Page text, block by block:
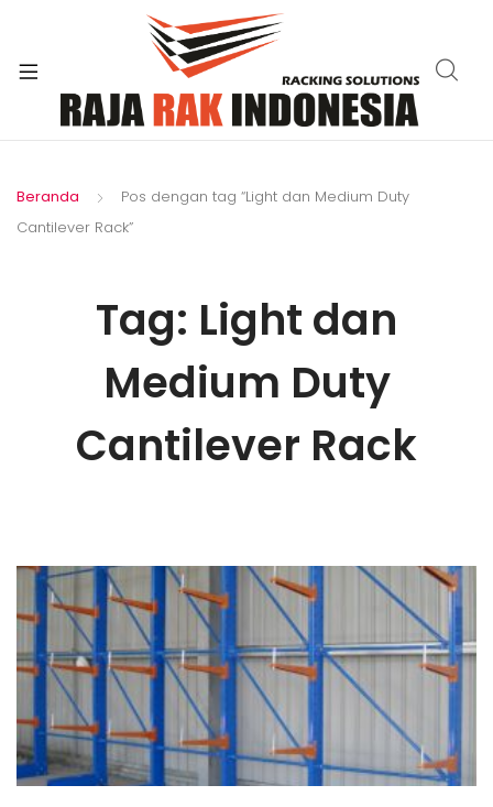
Beranda
Pos dengan tag “Light dan Medium Duty
Cantilever Rack”
Tag: Light dan
Medium Duty
Cantilever Rack